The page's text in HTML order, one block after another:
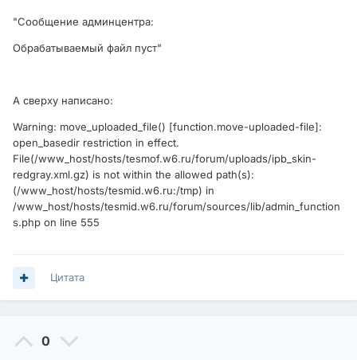
"Сообщение админцентра:
Обрабатываемый файл пуст"
А сверху написано:
Warning: move_uploaded_file() [function.move-uploaded-file]:
open_basedir restriction in effect.
File(/www_host/hosts/tesmof.w6.ru/forum/uploads/ipb_skin-
redgray.xml.gz) is not within the allowed path(s):
(/www_host/hosts/tesmid.w6.ru:/tmp) in
/www_host/hosts/tesmid.w6.ru/forum/sources/lib/admin_function
s.php on line 555
Цитата
0